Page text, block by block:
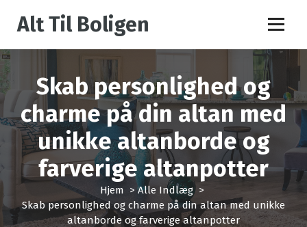
e
e
l
d
o
Alt Til Boligen
Skab personlighed og
charme på din altan med
unikke altanborde og
farverige altanpotter
Hjem >Alle Indlæg>
Skab personlighed og charme på din altan med unikke
altanborde og farverige altanpotter